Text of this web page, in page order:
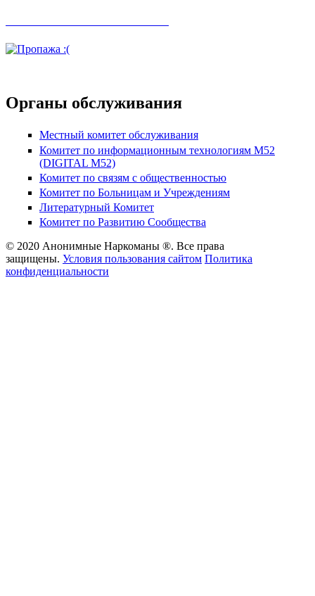
Органы обслуживания
Местный комитет обслуживания
Комитет по информационным технологиям М52
(DIGITAL M52)
Комитет по связям с общественностью
Комитет по Больницам и Учреждениям
Литературный Комитет
Комитет по Развитию Сообщества
© 2020 Анонимные Наркоманы ®. Все права
защищены. Условия пользования сайтом Политика
конфиденциальности